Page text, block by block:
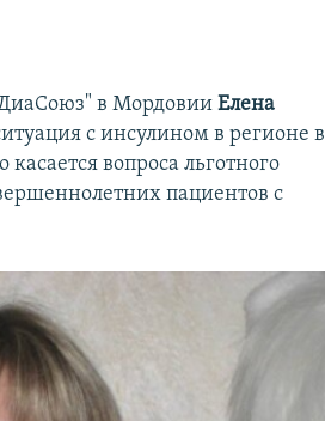
в Мордовии Елена
с инсулином в регионе в
вопроса льготного
пациентов с